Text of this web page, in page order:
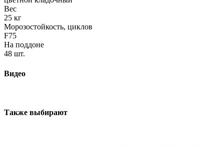
Вес
25 кг
Морозостойкость, циклов
F75
На поддоне
48 шт.
Видео
Также выбирают